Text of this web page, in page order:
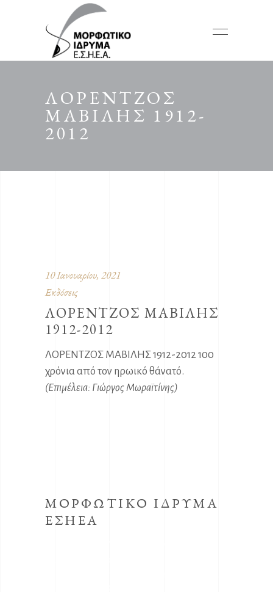
ΛΟΡΕΝΤΖΟΣ
ΜΑΒΙΛΗΣ 1912-
2012
10 Ιανουαρίου, 2021
Εκδόσεις
ΛΟΡΕΝΤΖΟΣ ΜΑΒΙΛΗΣ
1912-2012
ΛΟΡΕΝΤΖΟΣ ΜΑΒΙΛΗΣ 1912-2012 100
χρόνια από τον ηρωικό θάνατό.
(Επιμέλεια: Γιώργος Μωραϊτίνης)
ΜΟΡΦΩΤΙΚΟ ΙΔΡΥΜΑ
ΕΣΗΕΑ